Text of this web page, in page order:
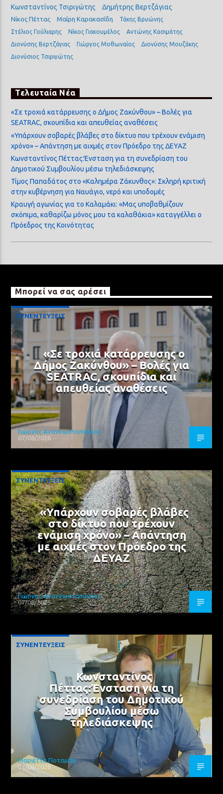
Κωνσταντίνος Τσιριγώτης
Δημήτρης Βερτζάγιας
Νίκος Πέττας Μαίρη Καρακασίδη
Τάκης Βρυώνης
Στέλιος Γούλιαρης
Νίκος Γιακουμέλος
Αντώνης Κασιμάτης
Διονύσης Βερτζάγιας
Γιώργος Μοθωναίος
Διονύσης Μουζάκης
Διονύσιος Τσιριγώτης
Τελευταία Νέα
«Σε τροχιά κατάρρευσης ο Δήμος Ζακύνθου» – Βολές για
SEATRAC, σκουπίδια και απευθείας αναθέσεις
«Υπάρχουν σοβαρές βλάβες στο δίκτυο που τρέχουν ενάμιση
χρόνο» – Απάντηση με αιχμές στον Πρόεδρο της ΔΕΥΑΖ
Κωνσταντίνος Πέττας:Ένσταση για τη συνεδρίαση του
Δημοτικού Συμβουλίου μέσω τηλεδιάσκεψης
Τίμος Παπαδάτος στο «Καλημέρα Ζάκυνθος»: Σκληρή κριτική
στην κυβέρνηση για Ναυάγιο, νερό και υποδομές
Κραυγή αγωνίας για το Καλαμάκι: «Μας υποβαθμίζουν
σκόπιμα, καθαρίζω μόνος μου τα καλαθάκια» καταγγέλλει ο
Πρόεδρος της Κοινότητας
Μπορεί να σας αρέσει
ΣΥΝΕΝΤΕΥΞΕΙΣ
«Σε τροχιά κατάρρευσης ο
Δήμος Ζακύνθου» – Βολές για
SEATRAC, σκουπίδια και
απευθείας αναθέσεις
Γιώργος Αναγνωστόπουλος
07/08/2026
ΣΥΝΕΝΤΕΥΞΕΙΣ
«Υπάρχουν σοβαρές βλάβες
στο δίκτυο που τρέχουν
ενάμιση χρόνο» – Απάντηση
με αιχμές στον Πρόεδρο της
ΔΕΥΑΖ
Γιώργος Αναγνωστόπουλος
07/08/2026
ΣΥΝΕΝΤΕΥΞΕΙΣ
Κωνσταντίνος
Πέττας:Ένσταση για τη
συνεδρίαση του Δημοτικού
Συμβουλίου μέσω
τηλεδιάσκεψης
Μαριέττα Ποταμίτη
07/08/2026